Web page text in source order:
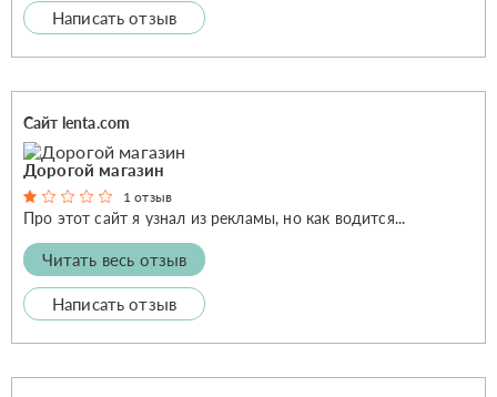
Написать отзыв
Сайт lenta.com
Дорогой магазин
1 отзыв
Про этот сайт я узнал из рекламы, но как водится...
Читать весь отзыв
Написать отзыв